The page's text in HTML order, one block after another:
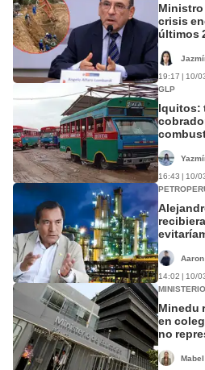
Ministro
crisis
últimos
19:17 | 10/
GLP
Iquitos:
16:43 | 10/
Aaron
14:02 | 10/
Minedu
en
no